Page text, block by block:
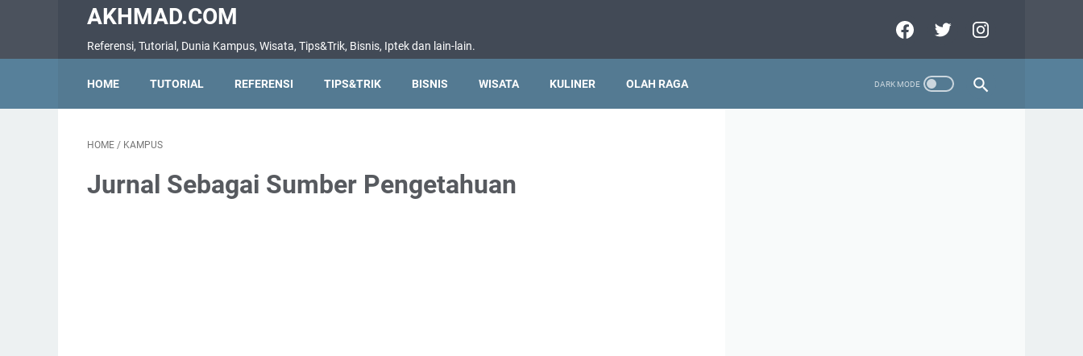
AKHMAD.COM
Referensi, Tutorial, Dunia Kampus, Wisata, Tips&Trik, Bisnis, Iptek dan lain-lain.
HOME TUTORIAL REFERENSI TIPS&TRIK BISNIS WISATA KULINER OLAH RAGA
HOME / KAMPUS
Jurnal Sebagai Sumber Pengetahuan